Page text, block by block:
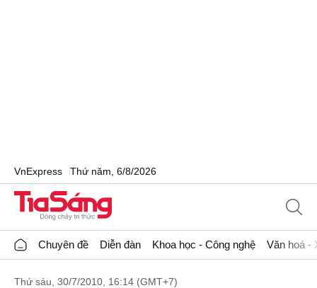
VnExpress Thứ năm, 6/8/2026
Chuyên đề Diễn đàn Khoa học - Công nghệ Văn hoá -
Thứ sáu, 30/7/2010, 16:14 (GMT+7)